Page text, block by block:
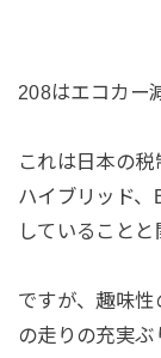
208はエコカー
これは日本の
ハイブリッド
していることと
ですが、趣味
の走りの充実ぶ